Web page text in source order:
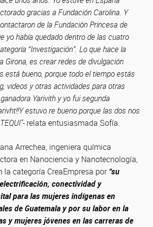
gracias a Fundación Carolina. Y
de la Fundación Princesa de
yo había quedado dentro de las cuatro
“Investigación”. Lo que hace la
Girona, es crear redes de divulgación
está bueno, porque todo el tiempo estás
videos y otras actividades para otras
Yarivith y yo fui segunda
estuvo re bueno porque las dos nos
relata entusiasmada Sofía.
Arrechea, ingeniera química
en Nanociencia y Nanotecnología,
la categoría CreaEmpresa por“su
conectividad y
para las mujeres indígenas en
de Guatemala y por su labor en la
y mujeres jóvenes en las carreras de